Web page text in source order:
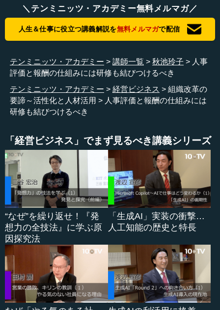
織は1年という年度の単位で会社が回っています。そのため
1年たってしまうと、次の年度の計画を立てたり人事異動が
出てきたりしますが、半年であれば、その時の体制や事業
計画の中で動くことができます。
また先ほど言った通り、人間は慣れます。半年ぐらいが
非常に厳しいことに対して最高レベルの緊張感が保てるぎ
りぎりのところではないかと思います。もちろんその後も
緊張感をもって取り組むのですが、特別なことに対しては
体力の問題もあります。やはり多くのことをやらなければ
です。
●目に見える変化に心を配る
その半年に経営者やリーダーが考えるべきことは、自分
や部下や社員が慣れていってしまう前に新しいやり方を組
み込んで、それをルーティンにしてしまうということで
す。
例えば書類の作り方や物事の考え方だけでなく、一度IT
システムを変更して仕事の業務システムを変えてしまう
と、会社に定着してしまいます。
その都度考えてやるのは無駄なため、定着すれば効率が
上がります。一方で、社員がそのやり方に慣れてしまうと
＼テンミニッツ・アカデミー無料メルマガ／
人生＆仕事に役立つ講義解説を無料メルマガで配信
テンミニッツ・アカデミー 講師一覧 秋池玲子
人事
評価と報酬の仕組みには研修も結びつけるべき
テンミニッツ・アカデミー
経営ビジネス
組織改革の
要諦～活性化と人材活用
人事評価と報酬の仕組みには
研修も結びつけるべき
「経営ビジネス」でまず見るべき講義シリーズ
“なぜ”を繰り返せ！『発
想力の全技法』に学ぶ原
因探究法
「生成AI」実装の衝撃…
人工知能の歴史と特長